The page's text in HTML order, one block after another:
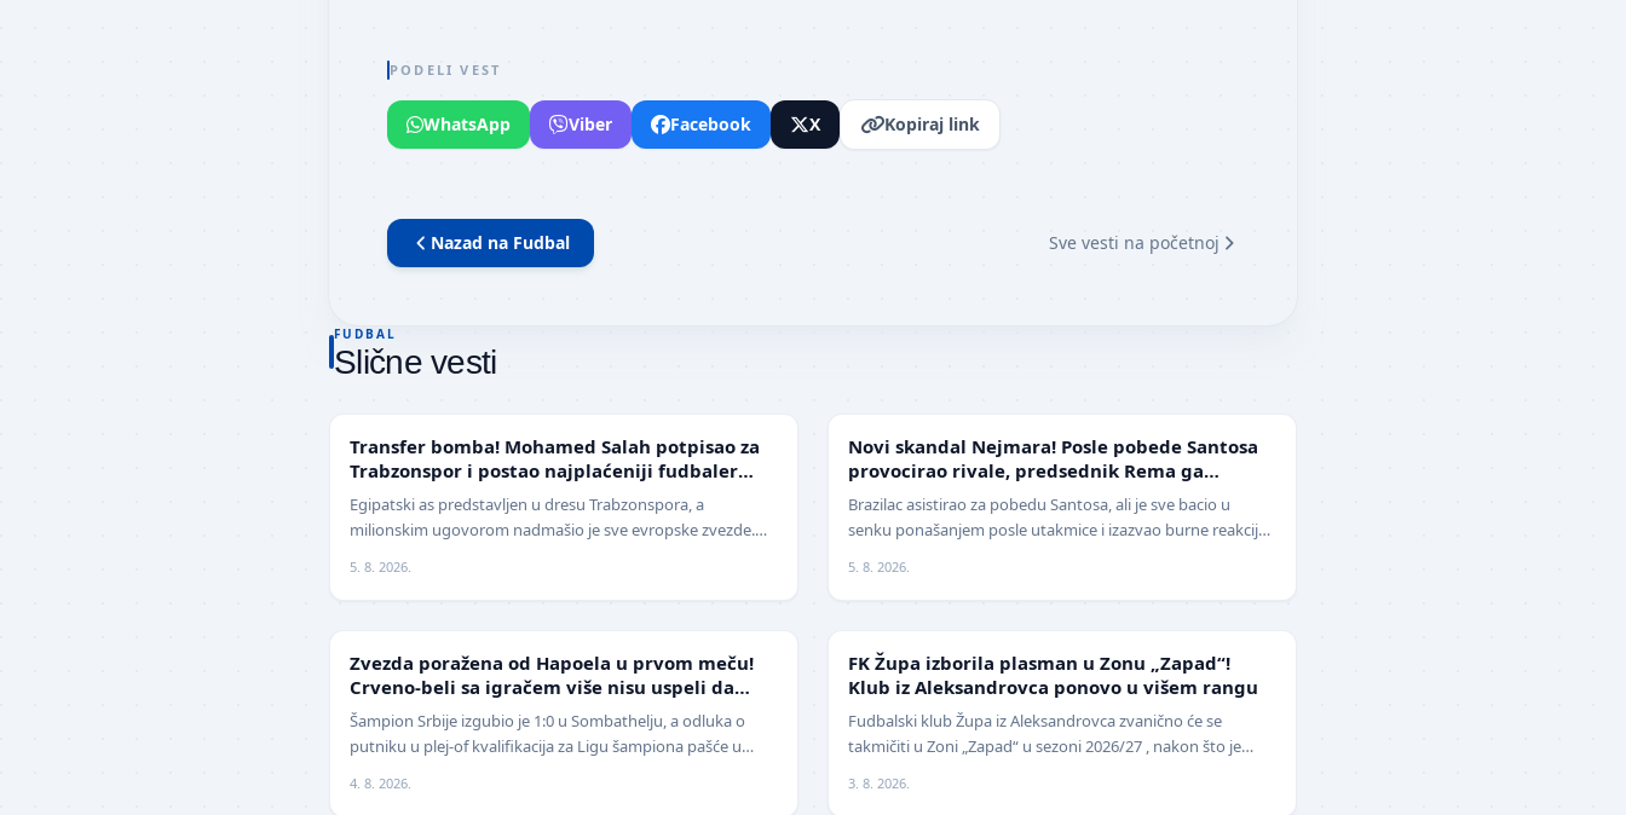
PODELI VEST
WhatsApp Viber Facebook X Kopiraj link
Nazad na Fudbal Sve vesti na početnoj
FUDBAL
Slične vesti
Transfer bomba! Mohamed Salah potpisao za
Trabzonspor i postao najplaćeniji fudbaler
Evrope
Egipatski as predstavljen u dresu Trabzonspora, a
milionskim ugovorom nadmašio je sve evropske zvezde.
5. 8. 2026.
Novi skandal Nejmara! Posle pobede Santosa
provocirao rivale, predsednik Rema ga
žestoko isprozivao: "Bitanga i klovn!" (VIDEO)
Brazilac asistirao za pobedu Santosa, ali je sve bacio u
senku ponašanjem posle utakmice i izazvao burne reakcije.
5. 8. 2026.
Zvezda poražena od Hapoela u prvom meču!
Crveno-beli sa igračem više nisu uspeli da
izbegnu poraz
Šampion Srbije izgubio je 1:0 u Sombathelju, a odluka o
putniku u plej-of kvalifikacija za Ligu šampiona pašće u
4. 8. 2026.
FK Župa izborila plasman u Zonu „Zapad“!
Klub iz Aleksandrovca ponovo u višem rangu
Fudbalski klub Župa iz Aleksandrovca zvanično će se
takmičiti u Zoni „Zapad“ u sezoni 2026/27 , nakon što je
3. 8. 2026.